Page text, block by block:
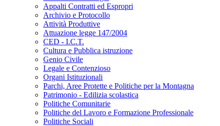
Appalti Contratti ed Espropri
Archivio e Protocollo
Attività Produttive
Attuazione legge 147/2004
CED - I.C.T.
Cultura e Pubblica istruzione
Genio Civile
Legale e Contenzioso
Organi Istituzionali
Parchi, Aree Protette e Politiche per la Montagna
Patrimonio - Edilizia scolastica
Politiche Comunitarie
Politiche del Lavoro e Formazione Professionale
Politiche Sociali